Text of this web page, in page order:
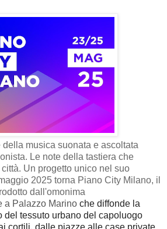
della musica suonata e ascoltata
Le note della tastiera che
Un progetto unico nel suo
2025 torna Piano City Milano, il
dall'omonima
a Palazzo Marino che diffonde la
del tessuto urbano del capoluogo